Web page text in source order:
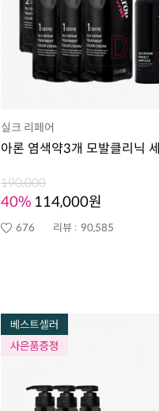
실크 리페어
아론 염색약3개 모발클리닉
190,000
40% 114,000원
676 리뷰 : 90,585